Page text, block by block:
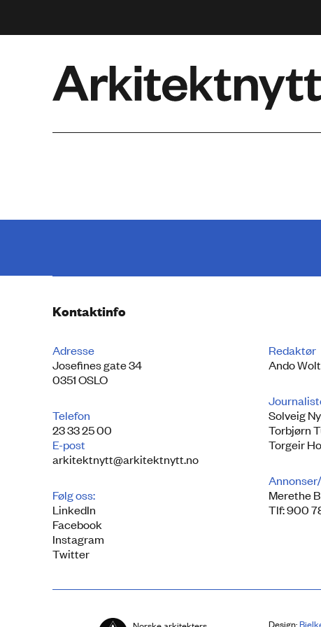
Kontaktinfo
Adresse
Josefines gate 34
0351 OSLO
Telefon
23 33 25 00
E-post
arkitektnytt@arkitektnytt.no
Følg oss:
LinkedIn
Facebook
Instagram
Twitter
Redaktør
Ando
Solveig
Torbjørn
Torgeir
Merethe
Tlf: 900
Design: